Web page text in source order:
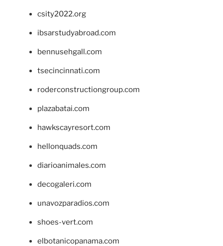
csity2022.org
ibsarstudyabroad.com
bennusehgall.com
tsecincinnati.com
roderconstructiongroup.com
plazabatai.com
hawkscayresort.com
hellonquads.com
diarioanimales.com
decogaleri.com
unavozparadios.com
shoes-vert.com
elbotanicopanama.com